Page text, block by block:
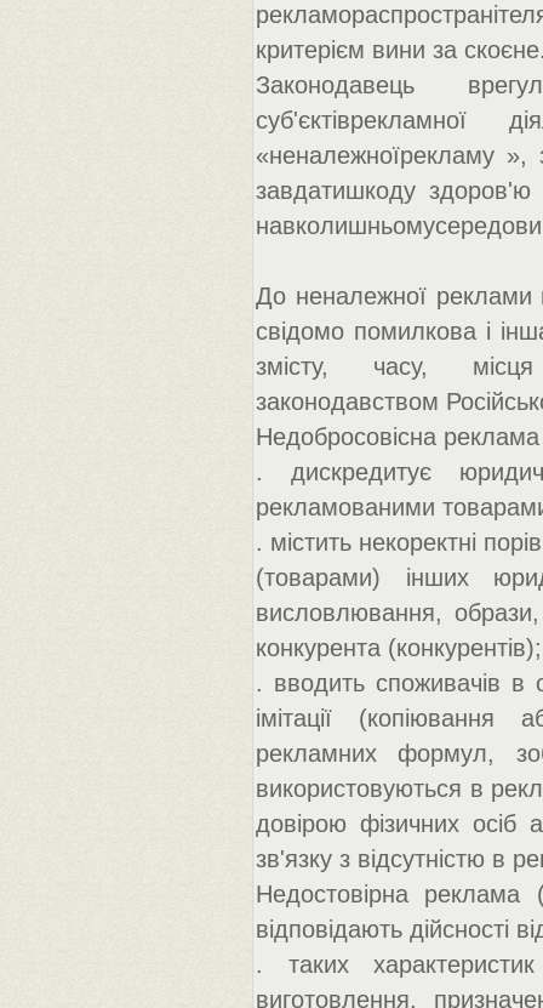
критерієм вини за
Законодавець
«неналежноїрекламу »,
завдатишкоду
До неналежної реклами
свідомо помилкова і
змісту, часу, місця
законодавством
Недобросовісна
. дискредитує
рекламованими
. містить некоректні
(товарами) інших
висловлювання, образи,
конкурента (конкурентів);
. вводить споживачів
імітації (копіювання
рекламних формул,
використовуються в
довірою фізичних
зв'язку з відсутністю в
Недостовірна
відповідають дійсності
. таких
виготовлення,